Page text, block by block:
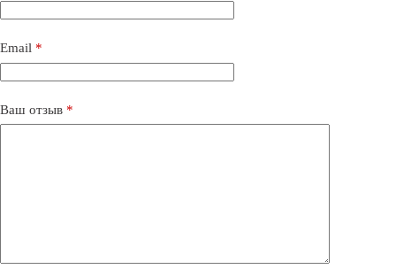
Email *
Ваш отзыв *